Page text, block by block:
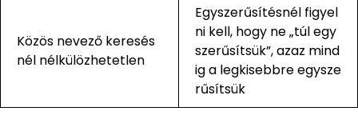
Közös nevező keresés
nél nélkülözhetetlen
Egyszerűsítésnél figyel
ni kell, hogy ne „túl egy
szerűsítsük”, azaz mind
ig a legkisebbre egysze
rűsítsük